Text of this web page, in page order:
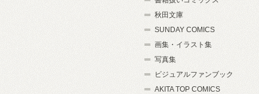
秋田文庫
SUNDAY COMICS
画集・イラスト集
写真集
ビジュアルファンブック
AKITA TOP COMICS